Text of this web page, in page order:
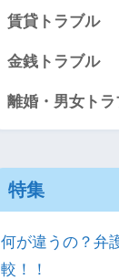
賃貸トラブル
金銭トラブル
離婚・男女トラ
特集
何が違うの？弁
較！！